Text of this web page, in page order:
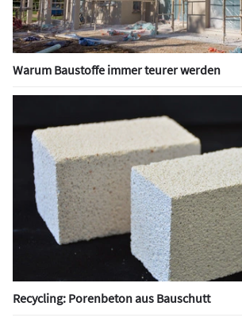
Warum Baustoffe immer teurer werden
Recycling: Porenbeton aus Bauschutt